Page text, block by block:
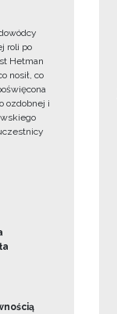
roli po
Hetman
nosił, co
ozdobnej i